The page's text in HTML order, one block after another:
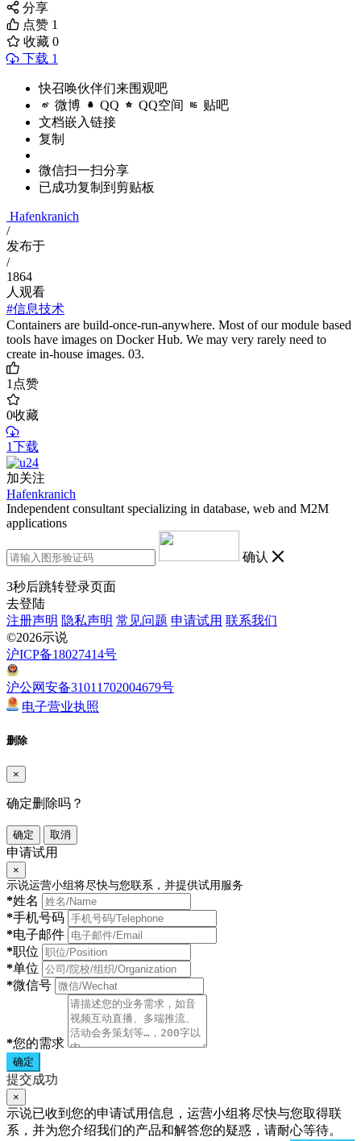
分享
点赞 1
收藏 0
下载 1
快召唤伙伴们来围观吧
微博 QQ QQ空间 贴吧
文档嵌入链接
复制
微信扫一扫分享
已成功复制到剪贴板
Hafenkranich
/
发布于
/
1864
人观看
#信息技术
Containers are build-once-run-anywhere. Most of our module based
tools have images on Docker Hub. We may very rarely need to
create in-house images. 03.
1点赞
0收藏
1下载
加关注
Hafenkranich
Independent consultant specializing in database, web and M2M
applications
确认
3秒后跳转登录页面
去登陆
注册声明 隐私声明 常见问题 申请试用 联系我们
©2026示说
沪ICP备18027414号
沪公网安备31011702004679号
电子营业执照
删除
×
确定删除吗？
确定 取消
申请试用
×
示说运营小组将尽快与您联系，并提供试用服务
*姓名
*手机号码
*电子邮件
*职位
*单位
*微信号
*您的需求
确定
提交成功
×
示说已收到您的申请试用信息，运营小组将尽快与您取得联
系，并为您介绍我们的产品和解答您的疑惑，请耐心等待。